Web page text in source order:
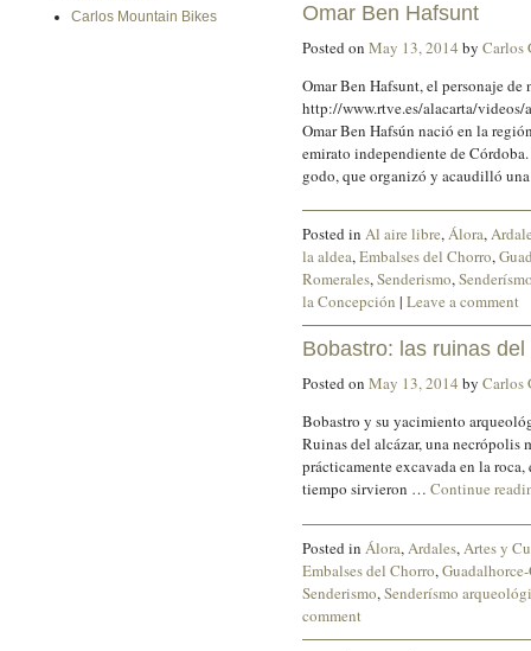
Carlos Mountain Bikes
Omar Ben Hafsunt
Posted on May 13, 2014 by Carlos
Omar Ben Hafsunt, el personaje de
http://www.rtve.es/alacarta/
Omar Ben Hafsún nació en la
emirato independiente de
godo, que organizó y acaudilló
Posted in Al aire libre,Álora,
la aldea,Embalses del Chorro,
Romerales,Senderismo,
la Concepción | Leave a comment
Bobastro: las ruinas
Posted on May 13, 2014 by Carlos
Bobastro y su yacimiento
Ruinas del alcázar, una necrópolis
prácticamente excavada en la
tiempo sirvieron … Continue
Posted in Álora, Ardales, Artes y
Embalses del Chorro,
Senderismo, Senderísmo
comment